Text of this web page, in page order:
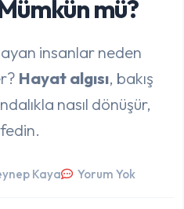
mü?
insanlar neden
Hayat algısı, bakış
nasıl dönüşür,
Kaya Yorum Yok